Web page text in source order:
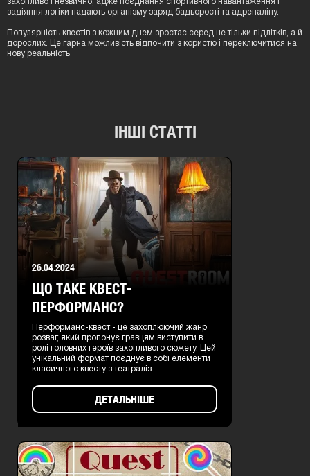
захопливо і незвично, адже поєднання спортивного навантаження і
задіяння логіки надають організму заряд бадьорості та адреналіну.
Популярність квестів з кожним днем зростає серед не тільки підлітків, а й
дорослих. Це гарна можливість відпочити з користю і переключитися на
нову реальність
ІНШІ СТАТТІ
ЩО ТАКЕ КВЕСТ-
ПЕРФОРМАНС?
Перформанс-квест - це захоплюючий жанр
розваг, який пропонує гравцям виступити в
ролі головних героїв захопливого сюжету. Цей
унікальний формат поєднує в собі елементи
класичного квесту з театраліз...
26.04.2024
ДЕТАЛЬНІШЕ